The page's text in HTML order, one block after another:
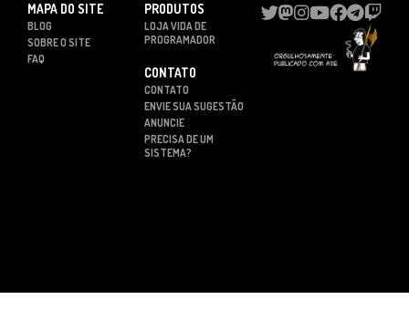
MAPA DO SITE
BLOG
SOBRE O SITE
FAQ
PRODUTOS
LOJA VIDA DE
PROGRAMADOR
CONTATO
CONTATO
ENVIE SUA SUGESTÃO
ANUNCIE
PRECISA DE UM
SISTEMA?